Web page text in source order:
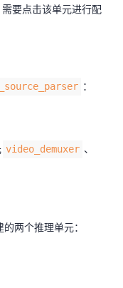
要点击该单元进行配
：
video_demuxer 、
两个推理单元：